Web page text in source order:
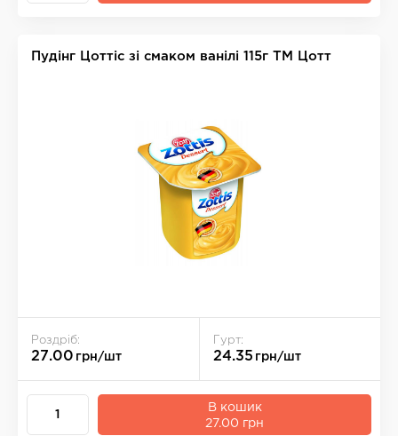
Пудінг Цоттіс зі смаком ванілі 115г ТМ Цотт
Роздріб:
27.00 грн/шт
Гурт:
24.35 грн/шт
В кошик
27.00 грн